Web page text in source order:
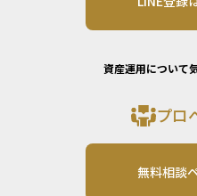
資産運用について
プロ
無料相談